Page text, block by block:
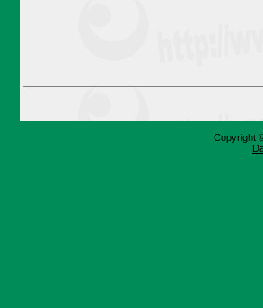
Copyright